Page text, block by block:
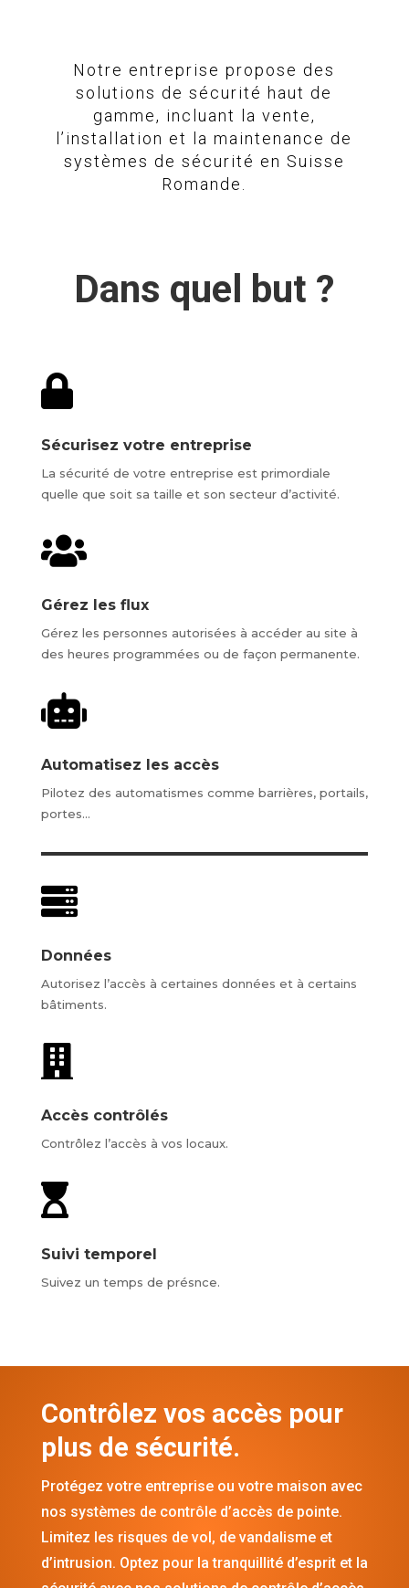
Notre entreprise propose des
solutions de sécurité haut de
gamme, incluant la vente,
l’installation et la maintenance de
systèmes de sécurité en Suisse
Romande.
Dans quel but ?

Sécurisez votre entreprise
La sécurité de votre entreprise est primordiale
quelle que soit sa taille et son secteur d’activité.

Gérez les flux
Gérez les personnes autorisées à accéder au site à
des heures programmées ou de façon permanente.

Automatisez les accès
Pilotez des automatismes comme barrières, portails,
portes…

Données
Autorisez l’accès à certaines données et à certains
bâtiments.

Accès contrôlés
Contrôlez l’accès à vos locaux.

Suivi temporel
Suivez un temps de présnce.
Contrôlez vos accès pour
plus de sécurité.
Protégez votre entreprise ou votre maison avec
nos systèmes de contrôle d’accès de pointe.
Limitez les risques de vol, de vandalisme et
d’intrusion. Optez pour la tranquillité d’esprit et la